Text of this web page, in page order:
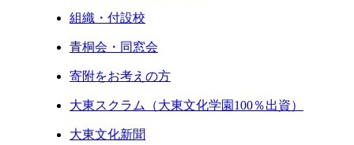
組織・付設校
青桐会・同窓会
寄附をお考えの方
大東スクラム（大東文化学園100％出資）
大東文化新聞